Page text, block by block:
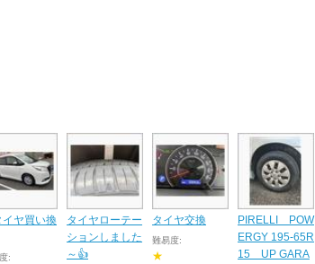
イヤ買い換
:
タイヤローテー
ションしました
～👍
タイヤ交換
難易度:
★
PIRELLI POW
ERGY 195-65R
15 UP GARA